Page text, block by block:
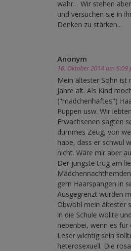
wahr… Wir stehen
und versuchen sie in
Denken zu stärken…
Anonym
16. Oktober 2014 um 6:09
Mein ältester Sohn ist
Jahre alt. Als Kind
("mädchenhaftes")
Puppen usw. Wir
Erwachsenen sagten
dummes Zeug, von
habe, dass er schwul
nicht. Wäre mir aber
Der jüngste trug am
gern Haarspangen in
Ausgegrenzt wurden
Obwohl mein ältester
in die Schule wollte
nebenbei, wenn es für
Leser wichtig sein
heterosexuell. Die